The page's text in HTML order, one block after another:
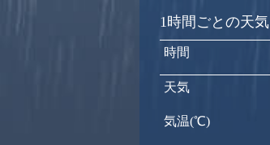
1時間ごとの天気
時間
天気
気温(℃)